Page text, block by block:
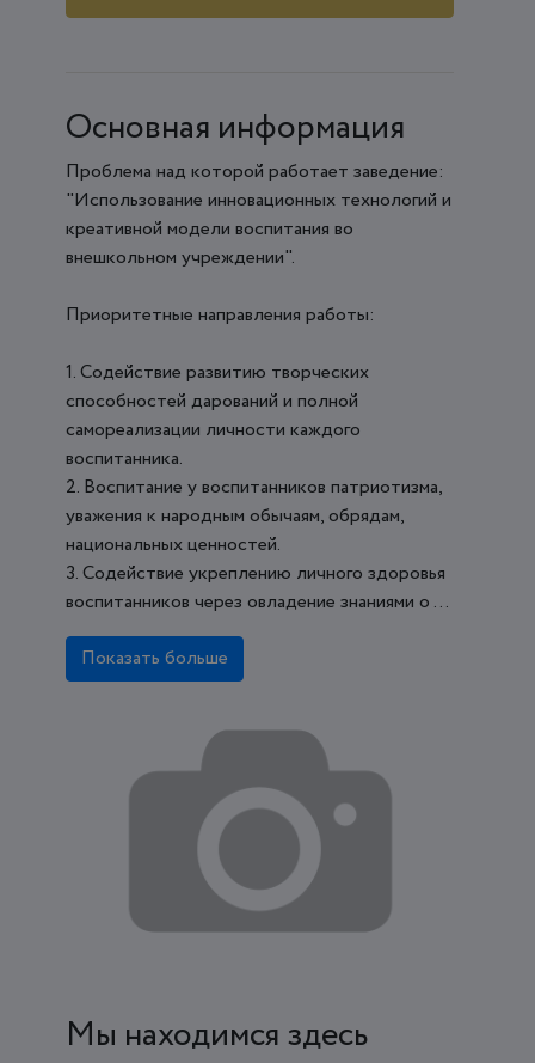
Основная информация
Проблема над которой работает заведение:
"Использование инновационных технологий и
креативной модели воспитания во
внешкольном учреждении".
Приоритетные направления работы:
1. Содействие развитию творческих
способностей дарований и полной
самореализации личности каждого
воспитанника.
2. Воспитание у воспитанников патриотизма,
уважения к народным обычаям, обрядам,
национальных ценностей.
3. Содействие укреплению личного здоровья
воспитанников через овладение знаниями о ...
Показать больше
Мы находимся здесь